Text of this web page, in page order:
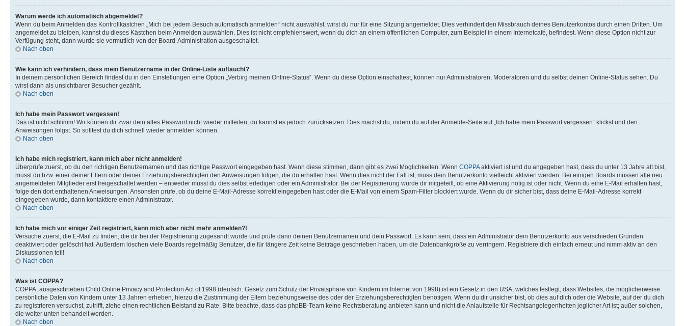
Warum werde ich automatisch abgemeldet?
Wenn du beim Anmelden das Kontrollkästchen „Mich bei jedem Besuch automatisch anmelden“ nicht auswählst, wirst du nur für eine Sitzung angemeldet. Dies verhindert den Missbrauch deines Benutzerkontos durch einen Dritten. Um
angemeldet zu bleiben, kannst du dieses Kästchen beim Anmelden auswählen. Dies ist nicht empfehlenswert, wenn du dich an einem öffentlichen Computer, zum Beispiel in einem Internetcafé, befindest. Wenn diese Option nicht zur
Verfügung steht, dann wurde sie vermutlich von der Board-Administration ausgeschaltet.
Nach oben
Wie kann ich verhindern, dass mein Benutzername in der Online-Liste auftaucht?
In deinem persönlichen Bereich findest du in den Einstellungen eine Option „Verbirg meinen Online-Status“. Wenn du diese Option einschaltest, können nur Administratoren, Moderatoren und du selbst deinen Online-Status sehen. Du
wirst dann als unsichtbarer Besucher gezählt.
Nach oben
Ich habe mein Passwort vergessen!
Das ist nicht schlimm! Wir können dir zwar dein altes Passwort nicht wieder mitteilen, du kannst es jedoch zurücksetzen. Dies machst du, indem du auf der Anmelde-Seite auf „Ich habe mein Passwort vergessen“ klickst und den
Anweisungen folgst. So solltest du dich schnell wieder anmelden können.
Nach oben
Ich habe mich registriert, kann mich aber nicht anmelden!
Überprüfe zuerst, ob du den richtigen Benutzernamen und das richtige Passwort eingegeben hast. Wenn diese stimmen, dann gibt es zwei Möglichkeiten. Wenn COPPAaktiviert ist und du angegeben hast, dass du unter 13 Jahre alt bist,
musst du bzw. einer deiner Eltern oder deiner Erziehungsberechtigten den Anweisungen folgen, die du erhalten hast. Wenn dies nicht der Fall ist, muss dein Benutzerkonto vielleicht aktiviert werden. Bei einigen Boards müssen alle neu
angemeldeten Mitglieder erst freigeschaltet werden – entweder musst du dies selbst erledigen oder ein Administrator. Bei der Registrierung wurde dir mitgeteilt, ob eine Aktivierung nötig ist oder nicht. Wenn du eine E-Mail erhalten hast,
folge den dort enthaltenen Anweisungen. Ansonsten prüfe, ob du deine E-Mail-Adresse korrekt eingegeben hast oder die E-Mail von einem Spam-Filter blockiert wurde. Wenn du dir sicher bist, dass deine E-Mail-Adresse korrekt
eingegeben wurde, dann kontaktiere einen Administrator.
Nach oben
Ich habe mich vor einiger Zeit registriert, kann mich aber nicht mehr anmelden?!
Versuche zuerst, die E-Mail zu finden, die dir bei der Registrierung zugesandt wurde und prüfe dann deinen Benutzernamen und dein Passwort. Es kann sein, dass ein Administrator dein Benutzerkonto aus verschieden Gründen
deaktiviert oder gelöscht hat. Außerdem löschen viele Boards regelmäßig Benutzer, die für längere Zeit keine Beiträge geschrieben haben, um die Datenbankgröße zu verringern. Registriere dich einfach erneut und nimm aktiv an den
Diskussionen teil!
Nach oben
Was ist COPPA?
COPPA, ausgeschrieben Child Online Privacy and Protection Act of 1998 (deutsch: Gesetz zum Schutz der Privatsphäre von Kindern im Internet von 1998) ist ein Gesetz in den USA, welches festlegt, dass Websites, die möglicherweise
persönliche Daten von Kindern unter 13 Jahren erheben, hierzu die Zustimmung der Eltern beziehungsweise des oder der Erziehungsberechtigten benötigen. Wenn du dir unsicher bist, ob dies auf dich oder die Website, auf der du dich
zu registrieren versuchst, zutrifft, ziehe einen rechtlichen Beistand zu Rate. Bitte beachte, dass das phpBB-Team keine Rechtsberatung anbieten kann und nicht die Anlaufstelle für Rechtsangelegenheiten jeglicher Art ist; außer solchen,
die weiter unten behandelt werden.
Nach oben